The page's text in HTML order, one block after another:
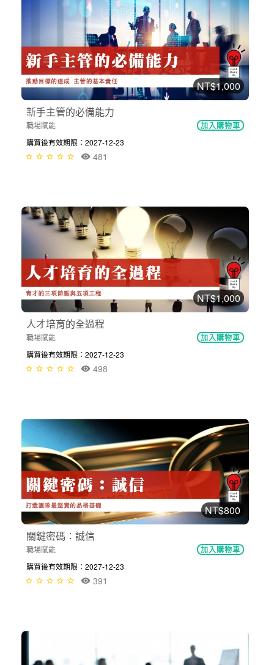
NT$1,000
新手主管的必備能力
職場賦能 加入購物車
購買後有效期限：2027-12-23
481
NT$1,000
人才培育的全過程
職場賦能 加入購物車
購買後有效期限：2027-12-23
498
NT$800
關鍵密碼：誠信
職場賦能 加入購物車
購買後有效期限：2027-12-23
391